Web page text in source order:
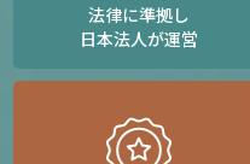
法律に準拠し
日本法人が運営